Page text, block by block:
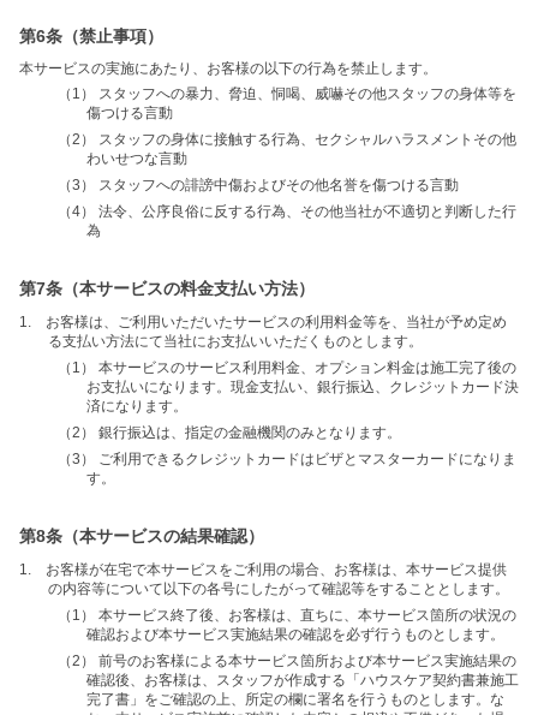
第6条（禁止事項）
本サービスの実施にあたり、お客様の以下の行為を禁止します。
（1） スタッフへの暴力、脅迫、恫喝、威嚇その他スタッフの身体等を
傷つける言動
（2） スタッフの身体に接触する行為、セクシャルハラスメントその他
わいせつな言動
（3） スタッフへの誹謗中傷およびその他名誉を傷つける言動
（4） 法令、公序良俗に反する行為、その他当社が不適切と判断した行
為
第7条（本サービスの料金支払い方法）
1. お客様は、ご利用いただいたサービスの利用料金等を、当社が予め定め
る支払い方法にて当社にお支払いいただくものとします。
（1） 本サービスのサービス利用料金、オプション料金は施工完了後の
お支払いになります。現金支払い、銀行振込、クレジットカード決
済になります。
（2） 銀行振込は、指定の金融機関のみとなります。
（3） ご利用できるクレジットカードはビザとマスターカードになりま
す。
第8条（本サービスの結果確認）
1. お客様が在宅で本サービスをご利用の場合、お客様は、本サービス提供
の内容等について以下の各号にしたがって確認等をすることとします。
（1） 本サービス終了後、お客様は、直ちに、本サービス箇所の状況の
確認および本サービス実施結果の確認を必ず行うものとします。
（2） 前号のお客様による本サービス箇所および本サービス実施結果の
確認後、お客様は、スタッフが作成する「ハウスケア契約書兼施工
完了書」をご確認の上、所定の欄に署名を行うものとします。な